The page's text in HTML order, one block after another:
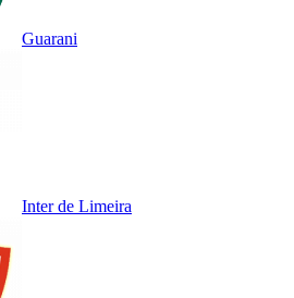
Guarani
Inter de Limeira